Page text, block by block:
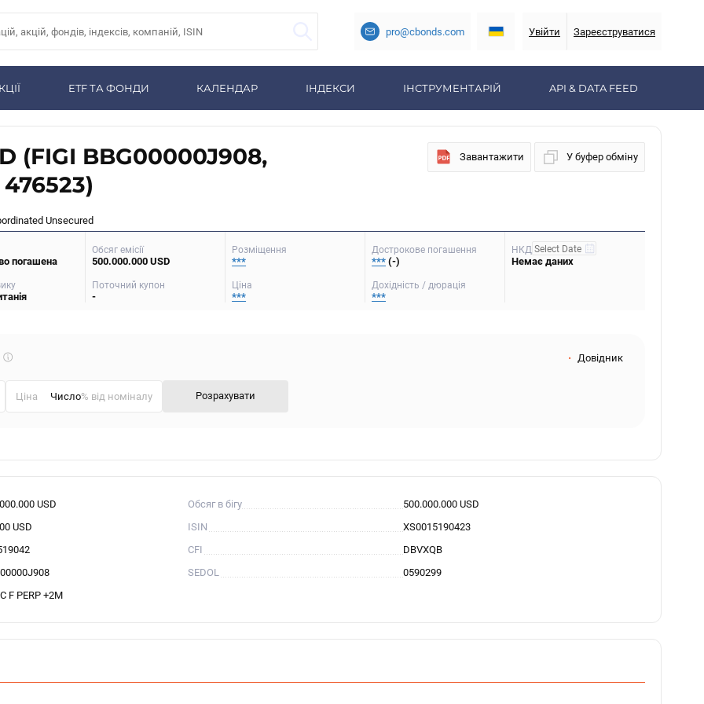
pro@cbonds.com Увійти Зареєструватися
ETF ТА ФОНДИ КАЛЕНДАР ІНДЕКСИ ІНСТРУМЕНТАРІЙ API & DATA FEED
(FIGI BBG00000J908,
Завантажити У буфер обміну
Unsecured
погашена
Обсяг емісії
500.000.000 USD
Розміщення
***
Дострокове погашення
*** (-)
НКД
Немає даних
Поточний купон
-
Ціна
***
Дохідність / дюрація
***
Що
Довідник
Ціна % від номіналу Розрахувати
USD Обсяг в бігу
500.000.000 USD
USD
ISIN
XS0015190423
CFI
DBVXQB
SEDOL
0590299
F PERP +2M